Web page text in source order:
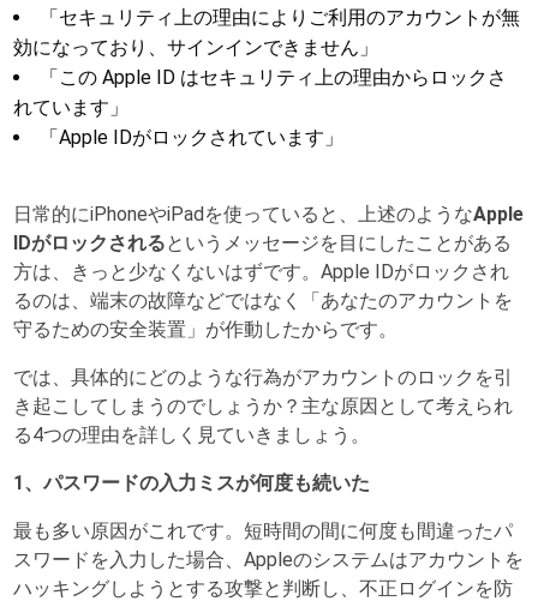
「セキュリティ上の理由によりご利用のアカウントが無
効になっており、サインインできません」
「この Apple ID はセキュリティ上の理由からロックさ
れています」
「Apple IDがロックされています」
日常的にiPhoneやiPadを使っていると、上述のようなApple
IDがロックされるというメッセージを目にしたことがある
方は、きっと少なくないはずです。Apple IDがロックされ
るのは、端末の故障などではなく「あなたのアカウントを
守るための安全装置」が作動したからです。
では、具体的にどのような行為がアカウントのロックを引
き起こしてしまうのでしょうか？主な原因として考えられ
る4つの理由を詳しく見ていきましょう。
1、パスワードの入力ミスが何度も続いた
最も多い原因がこれです。短時間の間に何度も間違ったパ
スワードを入力した場合、Appleのシステムはアカウントを
ハッキングしようとする攻撃と判断し、不正ログインを防